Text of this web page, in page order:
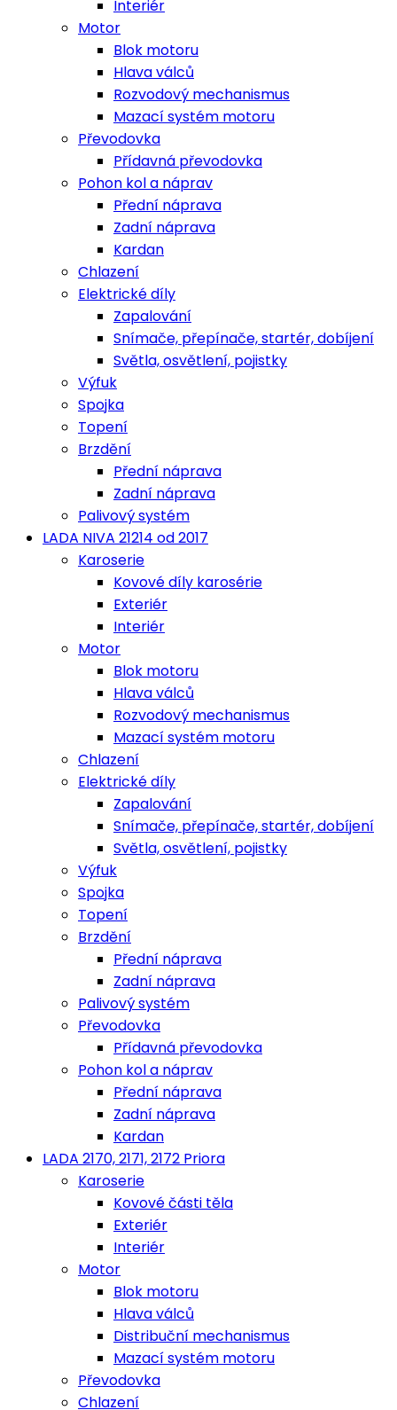
Interiér
Motor
Blok motoru
Hlava válců
Rozvodový mechanismus
Mazací systém motoru
Převodovka
Přídavná převodovka
Pohon kol a náprav
Přední náprava
Zadní náprava
Kardan
Chlazení
Elektrické díly
Zapalování
Snímače, přepínače, startér, dobíjení
Světla, osvětlení, pojistky
Výfuk
Spojka
Topení
Brzdění
Přední náprava
Zadní náprava
Palivový systém
LADA NIVA 21214 od 2017
Karoserie
Kovové díly karosérie
Exteriér
Interiér
Motor
Blok motoru
Hlava válců
Rozvodový mechanismus
Mazací systém motoru
Chlazení
Elektrické díly
Zapalování
Snímače, přepínače, startér, dobíjení
Světla, osvětlení, pojistky
Výfuk
Spojka
Topení
Brzdění
Přední náprava
Zadní náprava
Palivový systém
Převodovka
Přídavná převodovka
Pohon kol a náprav
Přední náprava
Zadní náprava
Kardan
LADA 2170, 2171, 2172 Priora
Karoserie
Kovové části těla
Exteriér
Interiér
Motor
Blok motoru
Hlava válců
Distribuční mechanismus
Mazací systém motoru
Převodovka
Chlazení